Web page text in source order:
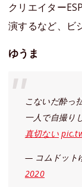
クリエイター
演するなど、ビ
ゆうま
こないだ酔っ
一人で自撮り
真切ない
— コムドット
2020